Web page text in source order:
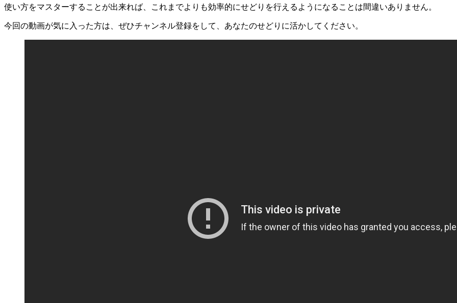
使い方をマスターすることが出来れば、これまでよりも効率的にせどりを行えるようになることは間違いありません。
今回の動画が気に入った方は、ぜひチャンネル登録をして、あなたのせどりに活かしてください。